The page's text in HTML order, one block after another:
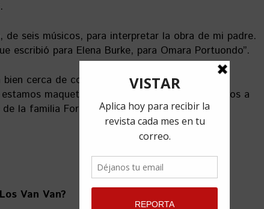
de seis músicos, para interpretar la obra de mi padre.
escribió para Elena Burke, para Omara Portuondo”.
cerca de concretarse. “Creo que cuando
maquetando −debe salir este año− vamos a
la familia Formell”, aseguró.
Van Van?